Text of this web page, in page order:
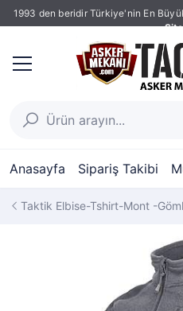
1993 den beridir Türkiye'nin En
Anasayfa Sipariş Takibi
Taktik Elbise-Tshirt-Mont -